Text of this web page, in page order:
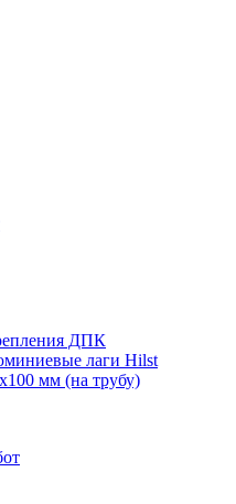
ДПК
лаги Hilst
мм (на трубу)